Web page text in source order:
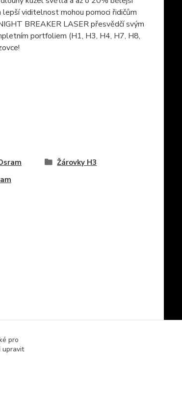
viditelnost mohou pomoci řidičům
BREAKER LASER přesvědčí svým
portfoliem (H1, H3, H4, H7, H8,
Žárovky H3
pro
upravit